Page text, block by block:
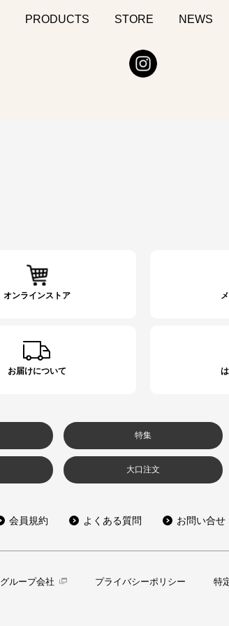
PRODUCTS STORE NEWS
オンラインストア
お届けについて
特集
大口注文
会員規約 よくある質問 お問い合せ
グループ会社 プライバシーポリシー 特